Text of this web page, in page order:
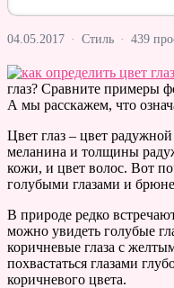
04.05.2017 · Стиль · 439
глаз? Сравните примеры
А мы расскажем, что
Цвет глаз – цвет
меланина и толщины
кожи, и цвет волос. Вот
голубыми глазами и
В природе редко
можно увидеть голубые
коричневые глаза с
похвастаться глазами
коричневого цвета.